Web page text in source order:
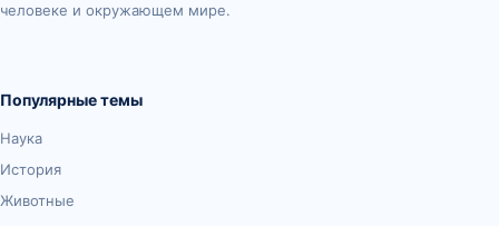
человеке и окружающем мире.
Популярные темы
Наука
История
Животные